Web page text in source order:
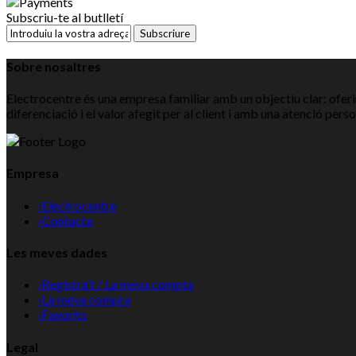
Subscriu-te al butlletí
Subscriure
Sobre nosaltres
Electrocentre és una empresa familiar amb un objectiu clar:
diferenciació i el valor afegit per al client i amb una atenció
Empresa
›Electrocentre
›Contacta
Les meves dades
›Registra't / La meva compta
›La meva compra
›Favorits
Legal